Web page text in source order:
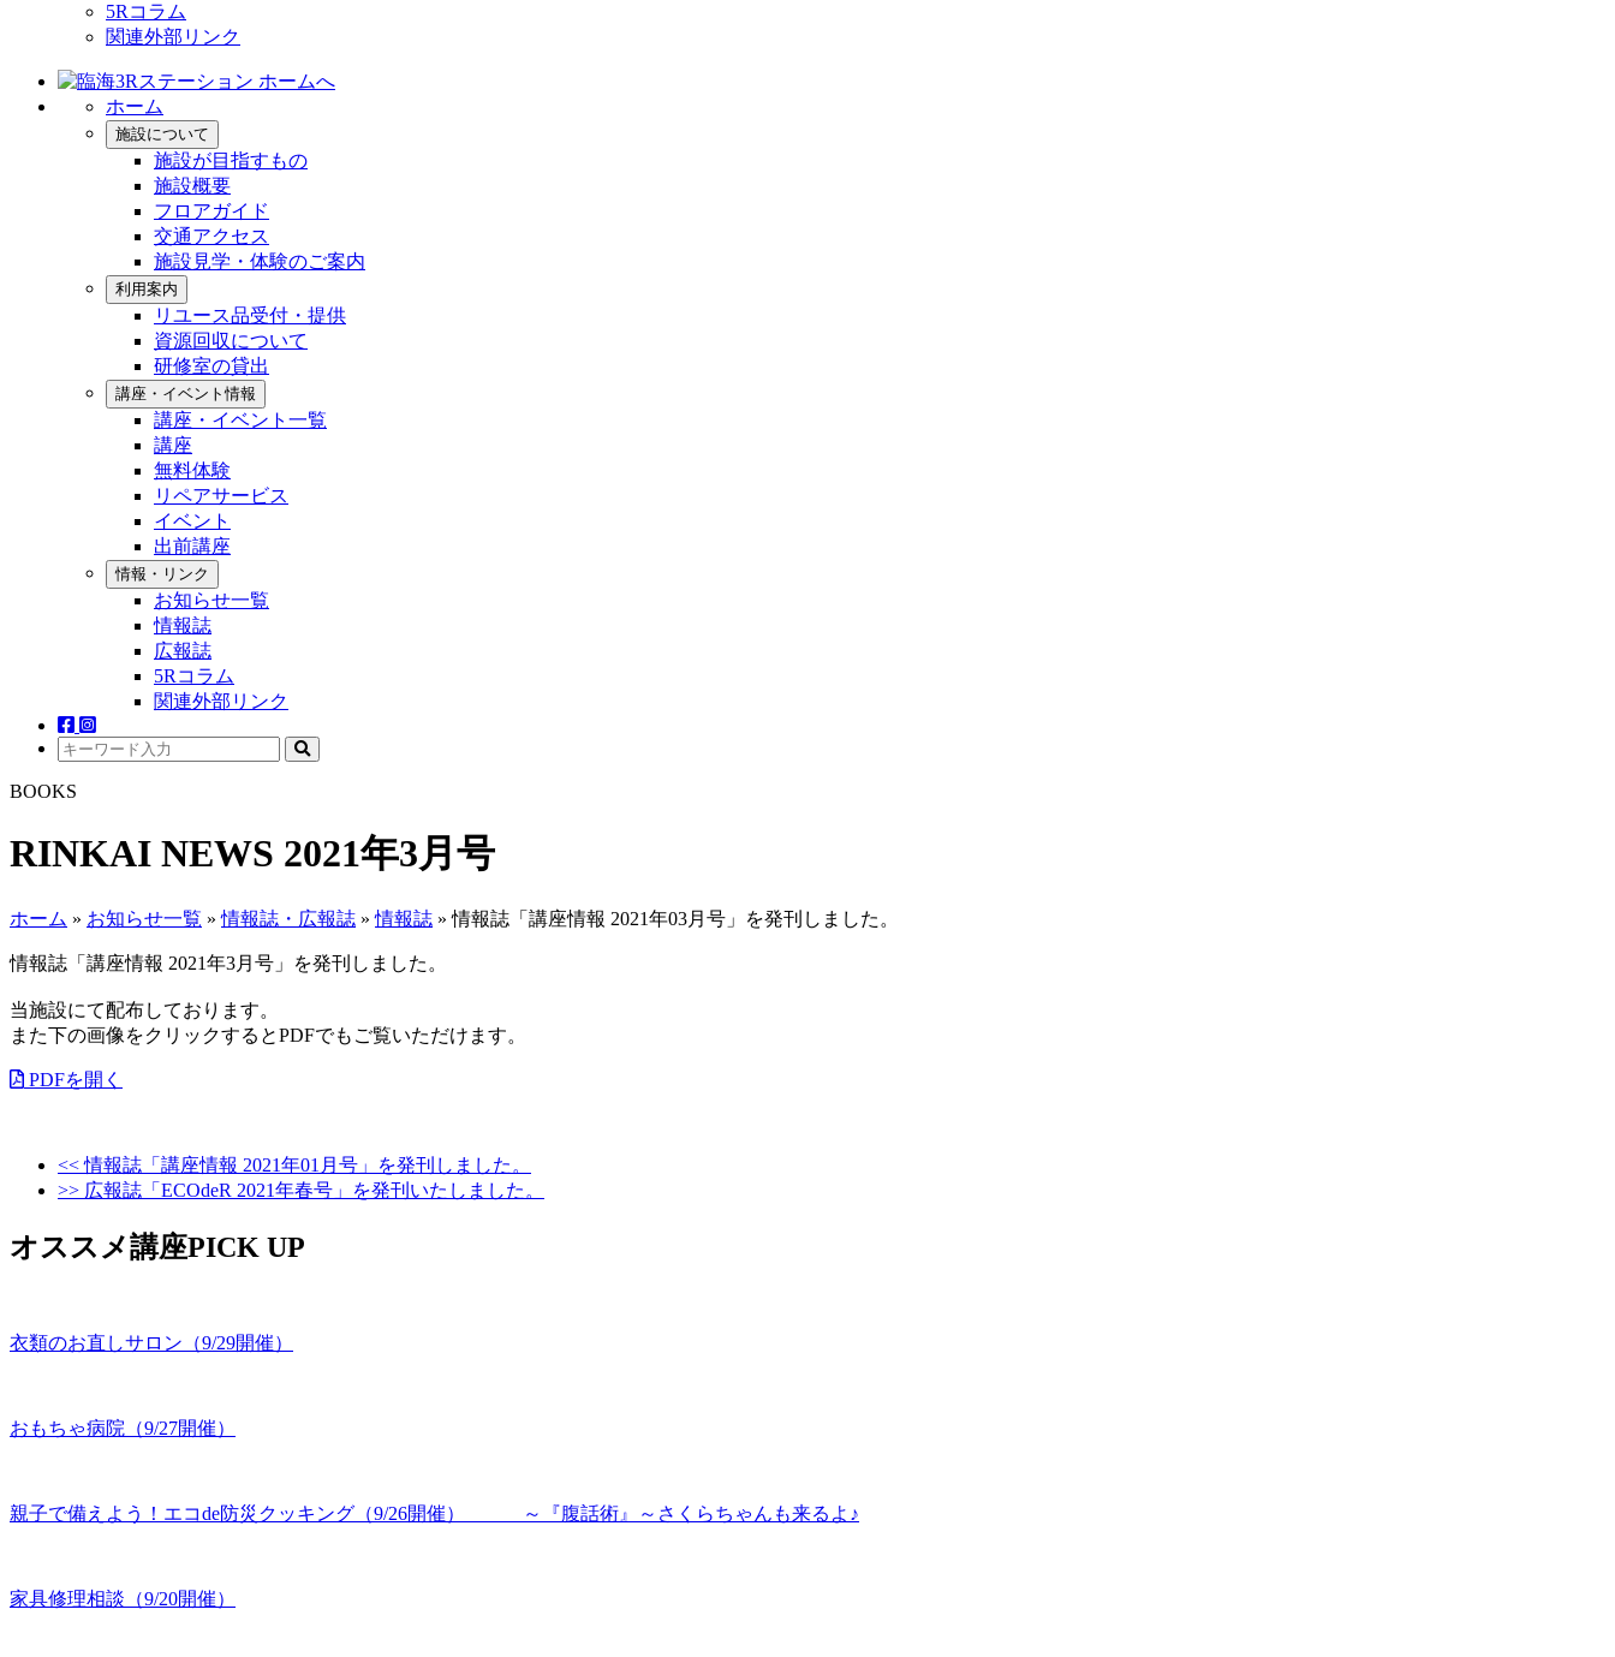
5Rコラム
関連外部リンク
ホーム
施設について
施設が目指すもの
施設概要
フロアガイド
交通アクセス
施設見学・体験のご案内
利用案内
リユース品受付・提供
資源回収について
研修室の貸出
講座・イベント情報
講座・イベント一覧
講座
無料体験
リペアサービス
イベント
出前講座
情報・リンク
お知らせ一覧
情報誌
広報誌
5Rコラム
関連外部リンク
BOOKS
RINKAI NEWS 2021年3月号
ホーム » お知らせ一覧 »情報誌・広報誌 »情報誌 »情報誌「講座情報 2021年03月号」を発刊しました。
情報誌「講座情報 2021年3月号」を発刊しました。
当施設にて配布しております。
また下の画像をクリックするとPDFでもご覧いただけます。
PDFを開く
<< 情報誌「講座情報 2021年01月号」を発刊しました。
>> 広報誌「ECOdeR 2021年春号」を発刊いたしました。
オススメ講座PICK UP
衣類のお直しサロン（9/29開催）
おもちゃ病院（9/27開催）
親子で備えよう！エコde防災クッキング（9/26開催） ～『腹話術』～さくらちゃんも来るよ♪
家具修理相談（9/20開催）